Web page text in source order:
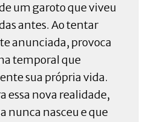
um garoto que viveu
antes. Ao tentar
anunciada, provoca
temporal que
sua própria vida.
essa nova realidade,
nunca nasceu e que